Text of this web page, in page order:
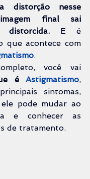
distorção nesse
final sai
distorcida. E é
que acontece com
.
você vai
é Astigmatismo,
sintomas,
pode mudar ao
e conhecer as
de tratamento.